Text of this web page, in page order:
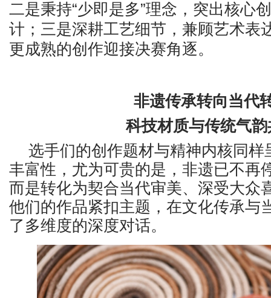
二是秉持“少即是多”理念，突出核心
计；三是深耕工艺细节，兼顾艺术表
更成熟的创作迎接决赛角逐。
非遗传承转向当代
科技材质与传统气韵
选手们的创作题材与精神内核同样
丰富性，尤为可贵的是，非遗已不再
而是转化为契合当代审美、深受大众
他们的作品紧扣主题，在文化传承与
了多维度的深度对话。